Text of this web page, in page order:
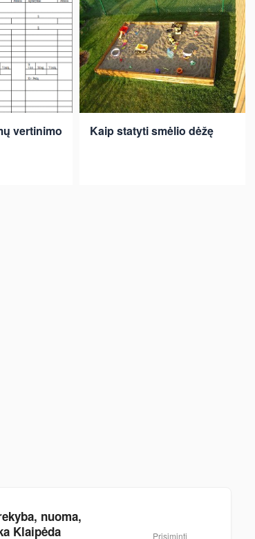
vertinimo
Kaip statyti smėlio dėžę
nuoma,
Klaipėda
Prisiminti